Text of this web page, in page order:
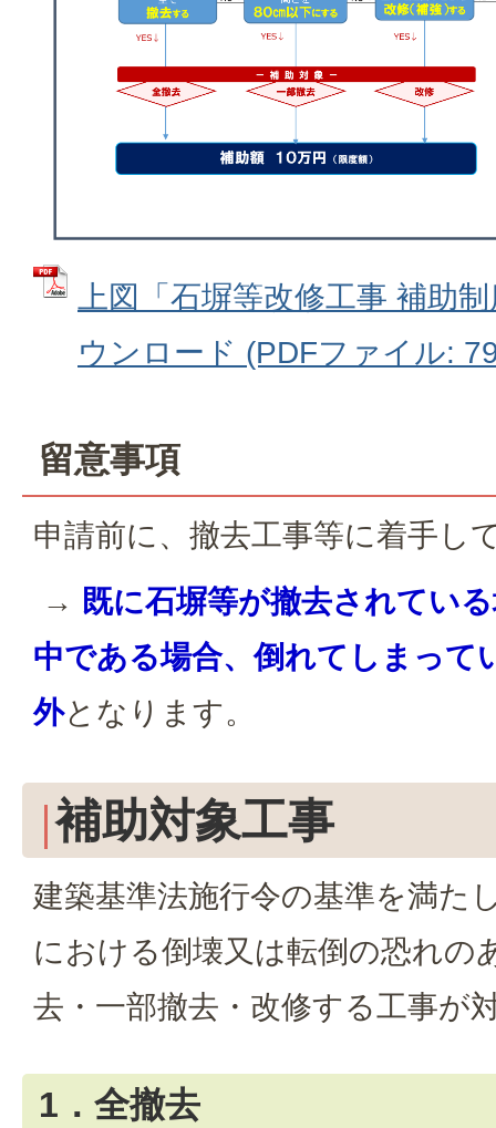
上図「石塀等改修工事 補助
ウンロード (PDFファイル:
留意事項
申請前に、撤去工事等に着手し
→ 既に石塀等が撤去されてい
中である場合、倒れてしまって
外となります。
補助対象工事
建築基準法施行令の基準を満た
における倒壊又は転倒の恐れの
去・一部撤去・改修する工事が
1．全撤去